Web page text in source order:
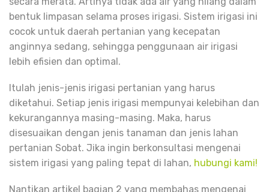
bentuk limpasan selama proses irigasi. Sistem irigasi ini
cocok untuk daerah pertanian yang kecepatan
anginnya sedang, sehingga penggunaan air irigasi
lebih efisien dan optimal.
Itulah jenis-jenis irigasi pertanian yang harus
diketahui. Setiap jenis irigasi mempunyai kelebihan dan
kekurangannya masing-masing. Maka, harus
disesuaikan dengan jenis tanaman dan jenis lahan
pertanian Sobat. Jika ingin berkonsultasi mengenai
sistem irigasi yang paling tepat di lahan, hubungi kami!
Nantikan artikel bagian 2 yang membahas mengenai